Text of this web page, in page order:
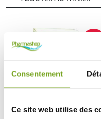
Consentement
Ce site web utilise des